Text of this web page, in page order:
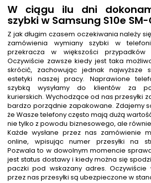
W ciągu ilu dni
szybki w Samsung S10e SM-
Z jak długim czasem oczekiwania należy
zamówienia wymiany szybki w
przekracza w większości
Oczywiście zawsze kiedy jest taka
skrócić, zachowując jednak najwyższe
estetyki naszej pracy. Naprawione
szybką wysyłamy do klientów za
kurierskich. Wychodzące od nas przesyłki
bardzo porządnie zapakowane. Zdajemy
że Wasze telefony często mają dużą
nie tylko z powodu biznesowego, ale
Każde wysłane przez nas zamówienie
online, wpisując numer przesyłki na
Pozwala to w dowolnym momencie
jest status dostawy i kiedy można się
paczki pod wskazany adres. Oczywiście
przez nas przesyłki są ubezpieczone w